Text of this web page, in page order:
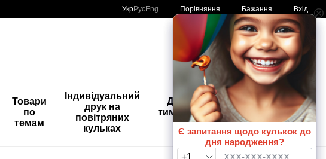
УкрРусEng Порівняння Бажання Вхід
Мій кошик
Товари
по
темам
Індивідуальний
друк на
повітряних
кульках
Дитяче
тимчасове
тату
🚨🚨🚨
Розпродаж
Кульки з
друком😀
🎈